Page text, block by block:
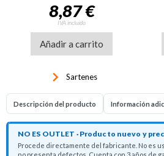
8,87 €
IVA incluido
Añadir a carrito
keyboard_arrow_right Sartenes
Descripción del producto Información
NO ES OUTLET · Producto nuevo y
Procede directamente del fabricante. No es